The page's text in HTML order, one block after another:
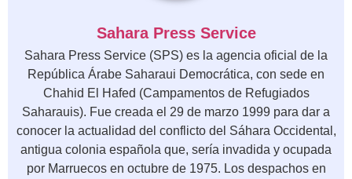
Sahara Press Service
Sahara Press Service (SPS) es la agencia oficial de la
República Árabe Saharaui Democrática, con sede en
Chahid El Hafed (Campamentos de Refugiados
Saharauis). Fue creada el 29 de marzo 1999 para dar a
conocer la actualidad del conflicto del Sáhara Occidental,
antigua colonia española que, sería invadida y ocupada
por Marruecos en octubre de 1975. Los despachos en